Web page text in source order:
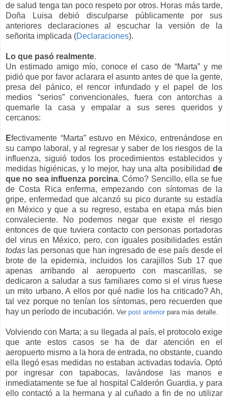
de salud tenga tan poco respeto por otros. Horas más tarde,
Doña Luisa debió disculparse públicamente por sus
anteriores declaraciones al escuchar la versión de la
señorita implicada (Declaraciones).
Lo que pasó realmente.
Un estimado amigo mío, conoce el caso de “Marta” y me
pidió que por favor aclarara el asunto antes de que la gente,
presa del pánico, el rencor infundado y el papel de los
medios “serios” convencionales, fuera con antorchas a
quemarle la casa y empalar a sus seres queridos y
cercanos:
Efectivamente “Marta” estuvo en México, entrenándose en
su campo laboral, y al regresar y saber de los riesgos de la
influenza, siguió todos los procedimientos establecidos y
medidas higiénicas, y lo mejor, hay una alta posibilidad de
que no sea influenza porcina. Cómo? Sencillo, ella se fue
de Costa Rica enferma, empezando con síntomas de la
gripe, enfermedad que alcanzó su pico durante su estadía
en México y que a su regreso, estaba en etapa más bien
convaleciente. No podemos negar que existe el riesgo
entonces de que tuviera contacto con personas portadoras
del virus en México, pero, con iguales posibilidades están
todas las personas que han ingresado de ese país desde el
brote de la epidemia, incluidos los carajillos Sub 17 que
apenas arribando al aeropuerto con mascarillas, se
dedicaron a saludar a sus familiares como si el virus fuese
un mito urbano. A ellos por qué nadie los ha criticado? Ah,
tal vez porque no tenían los síntomas, pero recuerden que
hay un período de incubación. Ver post anterior para más detalle.
Volviendo con Marta; a su llegada al país, el protocolo exige
que ante estos casos se ha de dar atención en el
aeropuerto mismo a la hora de entrada, no obstante, cuando
ella llegó esas medidas no estaban activadas todavía. Optó
por ingresar con tapabocas, lavándose las manos e
inmediatamente se fue al hospital Calderón Guardia, y para
ello contactó a la hermana y al cuñado a fin de no utilizar